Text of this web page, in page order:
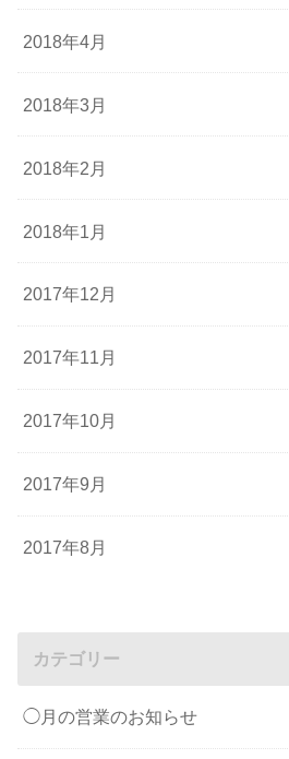
2018年4月
2018年3月
2018年2月
2018年1月
2017年12月
2017年11月
2017年10月
2017年9月
2017年8月
カテゴリー
◯月の営業のお知らせ